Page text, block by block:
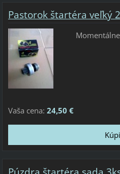
Pastorok štartéra veľký
Vaša cena: 24,50 €